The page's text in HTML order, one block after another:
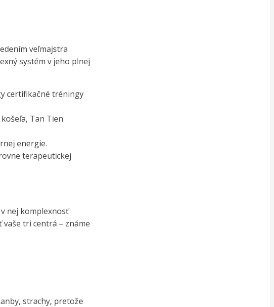
veľmajstra
systém v jeho plnej
certifikačné tréningy
Tan Tien
energie.
terapeutickej
nej komplexnosť
tri centrá – známe
strachy, pretože